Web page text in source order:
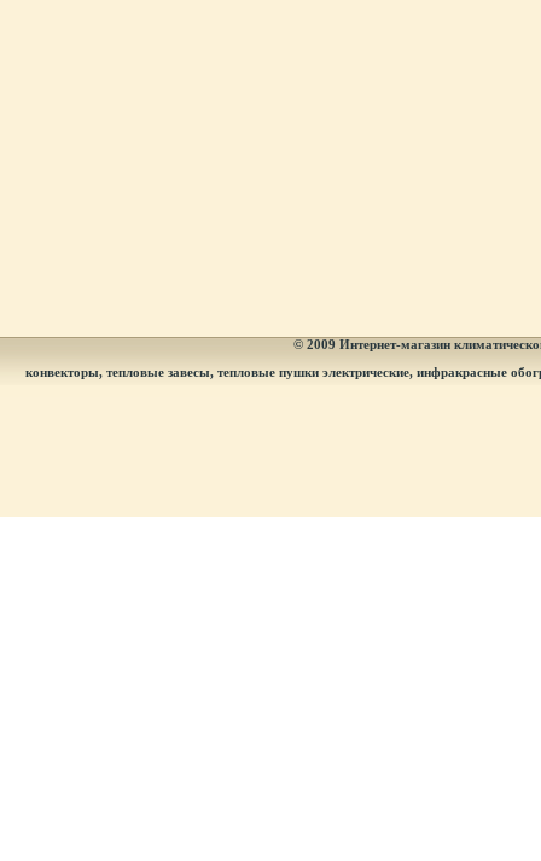
© 2009 Интернет-магазин
конвекторы, тепловые завесы, тепловые пушки электрические, инфракрасные